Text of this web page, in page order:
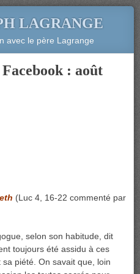
LAGRANGE
avec le père Lagrange
: août
(Luc 4, 16-22 commenté par
selon son habitude, dit
toujours été assidu à ces
piété. On savait que, loin